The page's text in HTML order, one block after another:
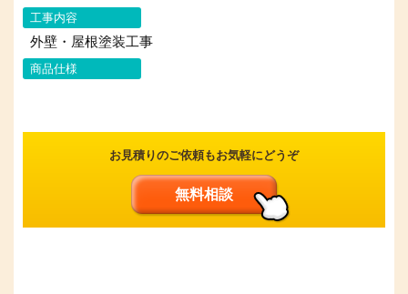
工事内容
外壁・屋根塗装工事
商品仕様
お見積りのご依頼もお気軽にどうぞ
無料相談